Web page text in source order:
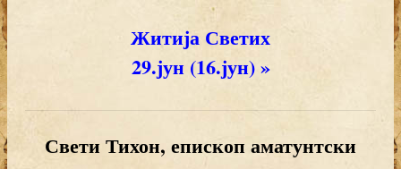
Житија Светих
29.јун (16.јун) »
Свети Тихон, епископ аматунтски